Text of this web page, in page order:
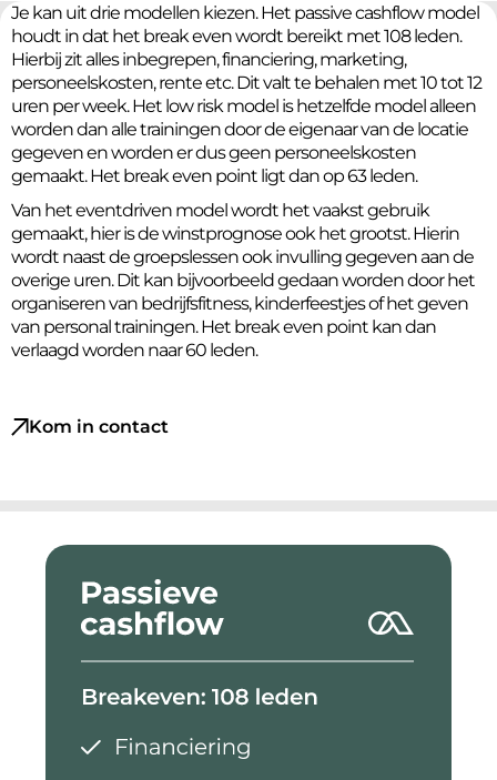
Je kan uit drie modellen kiezen. Het passive cashflow model
houdt in dat het break even wordt bereikt met 108 leden.
Hierbij zit alles inbegrepen, financiering, marketing,
personeelskosten, rente etc. Dit valt te behalen met 10 tot 12
uren per week. Het low risk model is hetzelfde model alleen
worden dan alle trainingen door de eigenaar van de locatie
gegeven en worden er dus geen personeelskosten
gemaakt. Het break even point ligt dan op 63 leden.
Van het eventdriven model wordt het vaakst gebruik
gemaakt, hier is de winstprognose ook het grootst. Hierin
wordt naast de groepslessen ook invulling gegeven aan de
overige uren. Dit kan bijvoorbeeld gedaan worden door het
organiseren van bedrijfsfitness, kinderfeestjes of het geven
van personal trainingen. Het break even point kan dan
verlaagd worden naar 60 leden.
Kom in contact